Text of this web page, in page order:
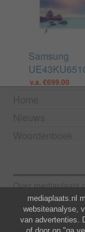
Samsung
v.a. €699.00
Over
Contact
mediaplaats.nl
websiteanalyse,
van advertenties.